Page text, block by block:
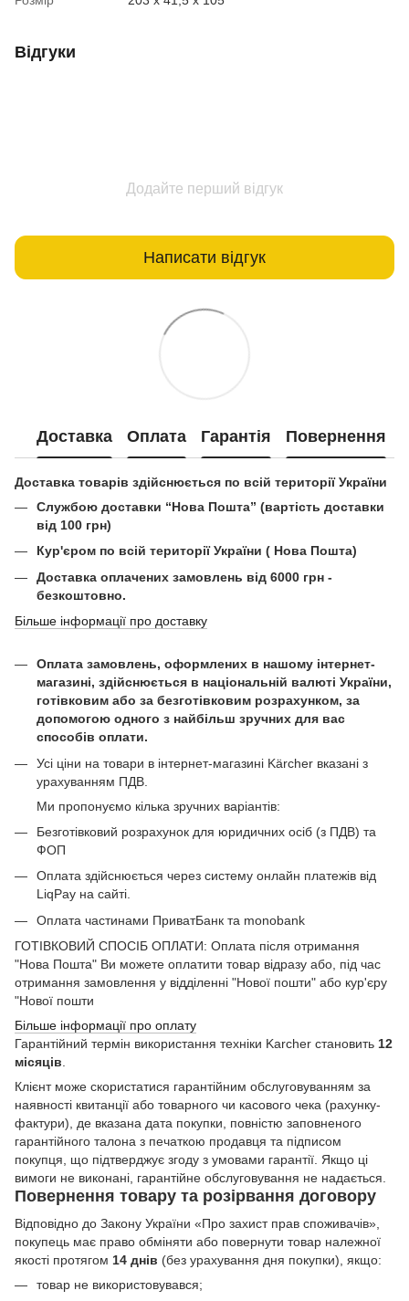
Відгуки
Додайте перший відгук
Написати відгук
Доставка Оплата Гарантія Повернення
Доставка товарів здійснюється по всій території України
Службою доставки “Нова Пошта” (вартість доставки
від 100 грн)
Кур'єром по всій території України ( Нова Пошта)
Доставка оплачених замовлень від 6000 грн -
безкоштовно.
Більше інформації про доставку
Оплата замовлень, оформлених в нашому інтернет-
магазині, здійснюється в національній валюті України,
готівковим або за безготівковим розрахунком, за
допомогою одного з найбільш зручних для вас
способів оплати.
Усі ціни на товари в інтернет-магазині Kärcher вказані з
урахуванням ПДВ.
Ми пропонуємо кілька зручних варіантів:
Безготівковий розрахунок для юридичних осіб (з ПДВ) та
ФОП
Оплата здійснюється через систему онлайн платежів від
LiqPay на сайті.
Оплата частинами ПриватБанк та monobank
ГОТІВКОВИЙ СПОСІБ ОПЛАТИ: Оплата після отримання
"Нова Пошта" Ви можете оплатити товар відразу або, під час
отримання замовлення у відділенні "Нової пошти" або кур'єру
"Нової пошти
Більше інформації про оплату
Гарантійний термін використання техніки Karcher становить 12
місяців
Клієнт може скористатися гарантійним обслуговуванням за
наявності квитанції або товарного чи касового чека (рахунку-
фактури), де вказана дата покупки, повністю заповненого
гарантійного талона з печаткою продавця та підписом
покупця, що підтверджує згоду з умовами гарантії. Якщо ці
вимоги не виконані, гарантійне обслуговування не надається.
Повернення товару та розірвання договору
Відповідно до Закону України «Про захист прав споживачів»,
покупець має право обміняти або повернути товар належної
якості протягом 14 днів (без урахування дня покупки), якщо:
товар не використовувався;